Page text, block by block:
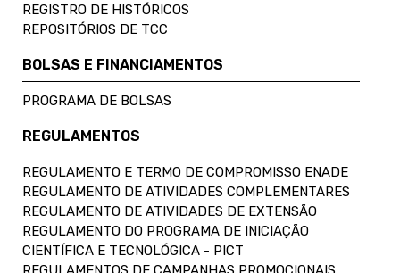
REGISTRO DE HISTÓRICOS
REPOSITÓRIOS DE TCC
BOLSAS E FINANCIAMENTOS
PROGRAMA DE BOLSAS
REGULAMENTOS
REGULAMENTO E TERMO DE COMPROMISSO ENADE
REGULAMENTO DE ATIVIDADES COMPLEMENTARES
REGULAMENTO DE ATIVIDADES DE EXTENSÃO
REGULAMENTO DO PROGRAMA DE INICIAÇÃO
CIENTÍFICA E TECNOLÓGICA - PICT